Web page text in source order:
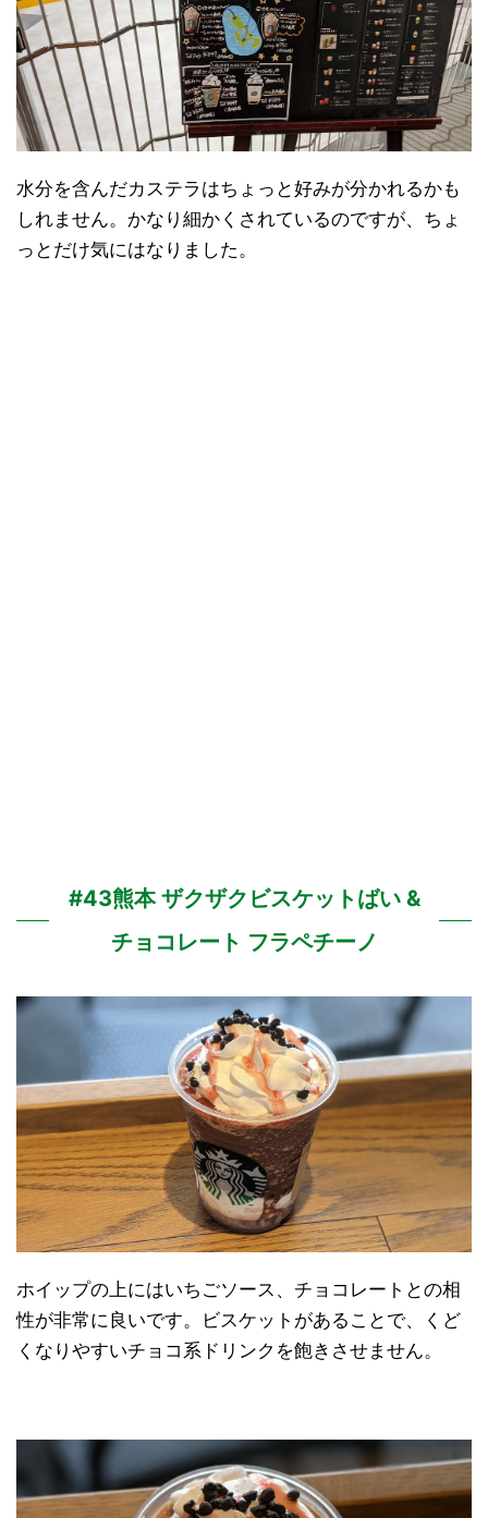
水分を含んだカステラはちょっと好みが分かれるかも
しれません。かなり細かくされているのですが、ちょ
っとだけ気にはなりました。
#43熊本 ザクザクビスケットばい &
チョコレート フラペチーノ
ホイップの上にはいちごソース、チョコレートとの相
性が非常に良いです。ビスケットがあることで、くど
くなりやすいチョコ系ドリンクを飽きさせません。